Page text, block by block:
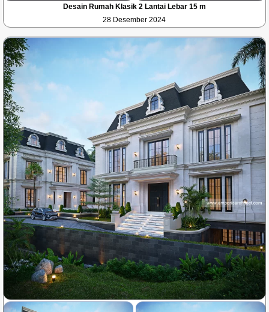
Desain Rumah Klasik 2 Lantai Lebar 15 m
28 Desember 2024